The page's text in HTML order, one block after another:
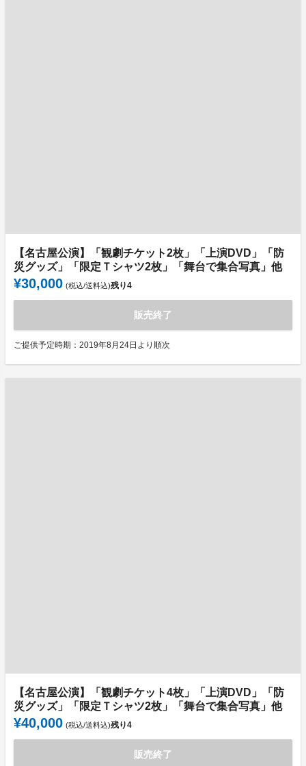
【名古屋公演】「観劇チケット2枚」「上演DVD」「防
災グッズ」「限定Ｔシャツ2枚」「舞台で集合写真」他
¥30,000 (税込/送料込)残り4
販売終了
ご提供予定時期：2019年8月24日より順次
【名古屋公演】「観劇チケット4枚」「上演DVD」「防
災グッズ」「限定Ｔシャツ2枚」「舞台で集合写真」他
¥40,000 (税込/送料込)残り4
販売終了